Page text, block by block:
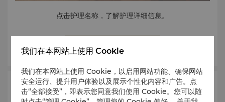
点击护理名称，了解护理详细信息。
了解更多
身体护理 面部护理 身体按摩
我们在本网站上使用 Cookie
我们在本网站上使用 Cookie，以启用网站功能、确保网站
安全运行、提升用户体验以及展示个性化内容和广告。点
击“全部接受”，即表示您同意我们使用 Cookie。您可以随